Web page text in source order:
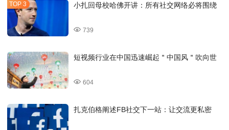
小扎回母校哈佛开讲：所有社交网络必将围绕
739
短视频行业在中国迅速崛起＂中国风＂吹向世
604
扎克伯格阐述FB社交下一站：让交流更私密